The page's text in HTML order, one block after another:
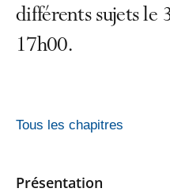
différents sujets le
17h00.
Tous les chapitres
Présentation